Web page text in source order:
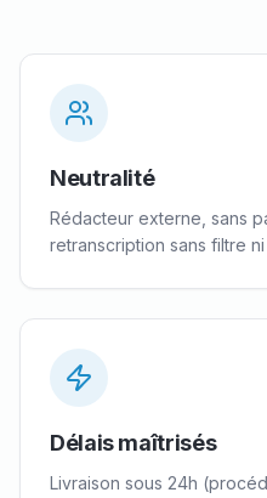
Neutralité
Rédacteur externe, sans
retranscription sans filtre ni
Délais maîtrisés
Livraison sous 24h